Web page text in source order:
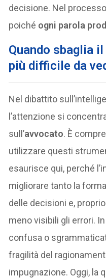
decisione. Nel
poiché ogni parola
Quando sbaglia
più difficile da
Nel dibattito
l’attenzione si
sull’avvocato. È
utilizzare questi
esaurisce qui, perché
migliorare tanto la
delle decisioni e,
meno visibili gli errori.
confusa o
fragilità del
impugnazione. Oggi, la